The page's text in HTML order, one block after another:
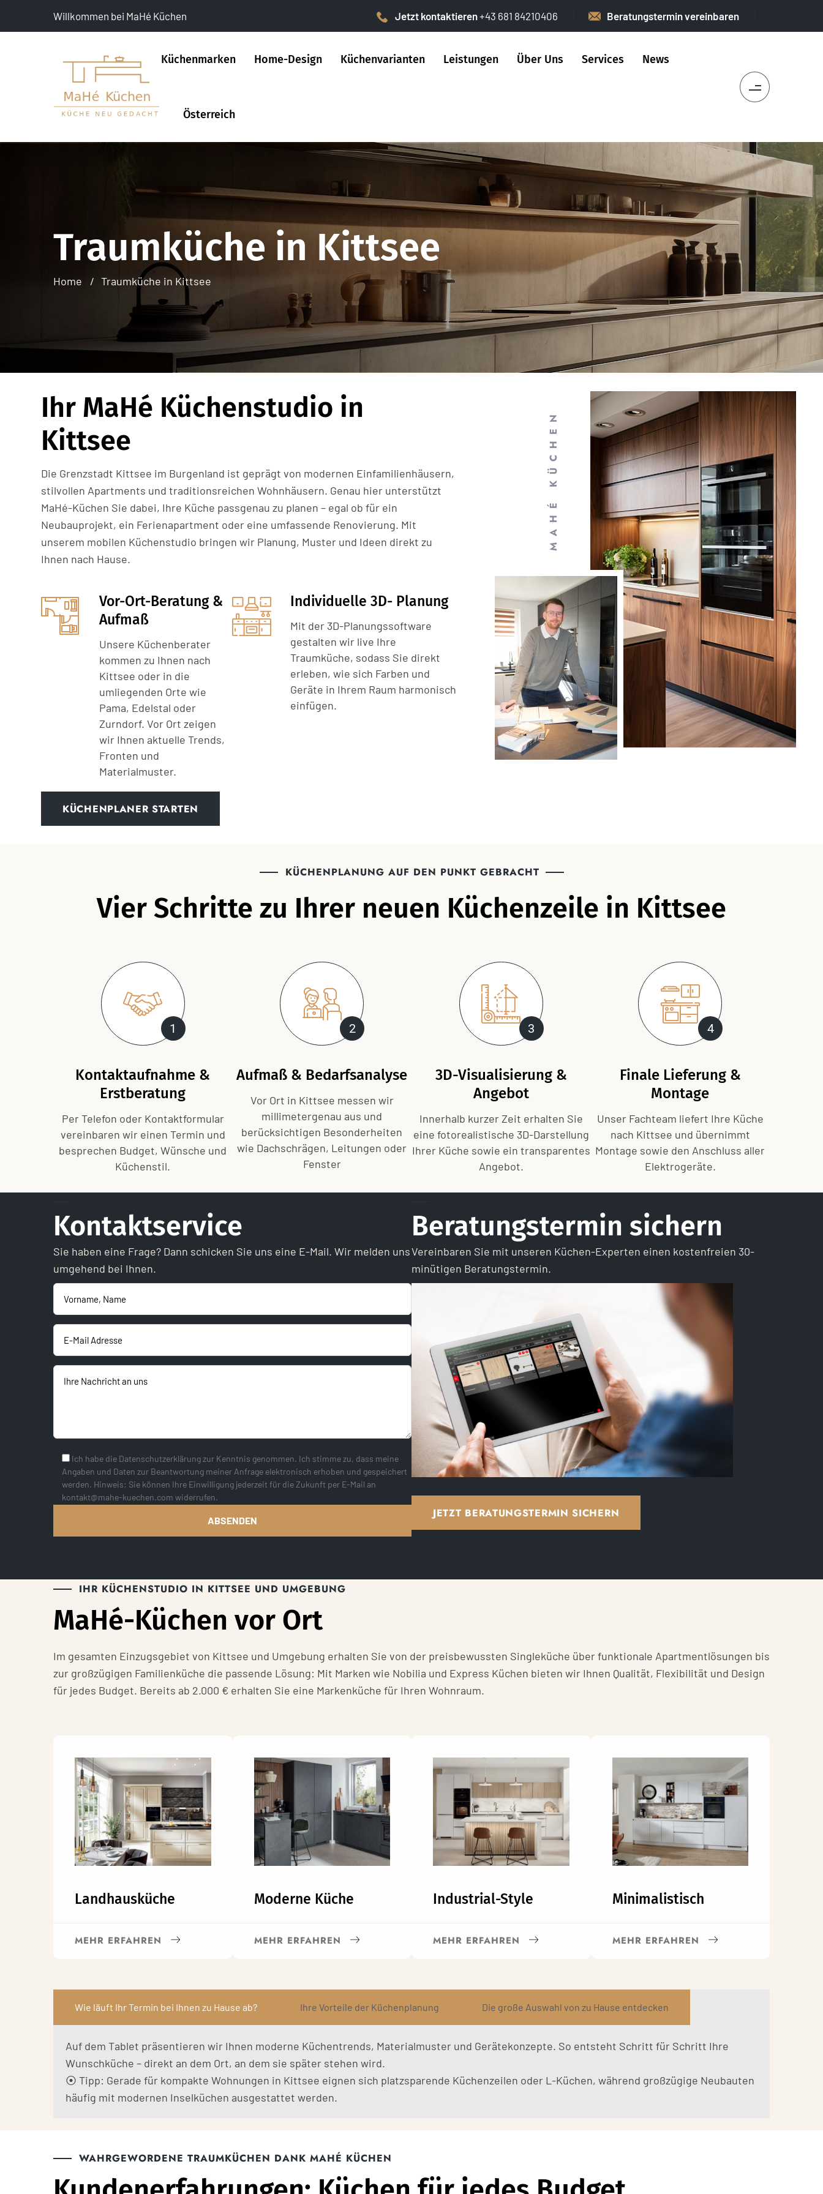
Willkommen bei MaHé Küchen Jetzt kontaktieren+43 681 84210406 Beratungstermin vereinbaren
Küchenmarken Home-Design Küchenvarianten Leistungen Über Uns Services News
Österreich
Traumküche in Kittsee
Home Traumküche in Kittsee
Ihr MaHé Küchenstudio in
Kittsee
Die Grenzstadt Kittsee im Burgenland ist geprägt von modernen Einfamilienhäusern,
stilvollen Apartments und traditionsreichen Wohnhäusern. Genau hier unterstützt
MaHé-Küchen Sie dabei, Ihre Küche passgenau zu planen – egal ob für ein
Neubauprojekt, ein Ferienapartment oder eine umfassende Renovierung. Mit
unserem mobilen Küchenstudio bringen wir Planung, Muster und Ideen direkt zu
Ihnen nach Hause.
Vor-Ort-Beratung &
Aufmaß
Unsere Küchenberater
kommen zu Ihnen nach
Kittsee oder in die
umliegenden Orte wie
Pama, Edelstal oder
Zurndorf. Vor Ort zeigen
wir Ihnen aktuelle Trends,
Fronten und
Materialmuster.
Individuelle 3D- Planung
Mit der 3D-Planungssoftware
gestalten wir live Ihre
Traumküche, sodass Sie direkt
erleben, wie sich Farben und
Geräte in Ihrem Raum harmonisch
einfügen.
KÜCHENPLANER STARTEN
MAHÉ KÜCHEN
KÜCHENPLANUNG AUF DEN PUNKT GEBRACHT
Vier Schritte zu Ihrer neuen Küchenzeile in Kittsee
1
Kontaktaufnahme &
Erstberatung
Per Telefon oder Kontaktformular
vereinbaren wir einen Termin und
besprechen Budget, Wünsche und
Küchenstil.
2
Aufmaß & Bedarfsanalyse
Vor Ort in Kittsee messen wir
millimetergenau aus und
berücksichtigen Besonderheiten
wie Dachschrägen, Leitungen oder
Fenster
3
3D-Visualisierung &
Angebot
Innerhalb kurzer Zeit erhalten Sie
eine fotorealistische 3D-Darstellung
Ihrer Küche sowie ein transparentes
Angebot.
4
Finale Lieferung &
Montage
Unser Fachteam liefert Ihre Küche
nach Kittsee und übernimmt
Montage sowie den Anschluss aller
Elektrogeräte.
Kontaktservice
Sie haben eine Frage? Dann schicken Sie uns eine E-Mail. Wir melden uns
umgehend bei Ihnen.
Ich habe die Datenschutzerklärung zur Kenntnis genommen. Ich stimme zu, dass meine
Angaben und Daten zur Beantwortung meiner Anfrage elektronisch erhoben und gespeichert
werden. Hinweis: Sie können Ihre Einwilligung jederzeit für die Zukunft per E-Mail an
kontakt@mahe-kuechen.com widerrufen.
Beratungstermin sichern
Vereinbaren Sie mit unseren Küchen-Experten einen kostenfreien 30-
minütigen Beratungstermin.
JETZT BERATUNGSTERMIN SICHERN
IHR KÜCHENSTUDIO IN KITTSEE UND UMGEBUNG
MaHé-Küchen vor Ort
Im gesamten Einzugsgebiet von Kittsee und Umgebung erhalten Sie von der preisbewussten Singleküche über funktionale Apartmentlösungen bis
zur großzügigen Familienküche die passende Lösung: Mit Marken wie Nobilia und Express Küchen bieten wir Ihnen Qualität, Flexibilität und Design
für jedes Budget. Bereits ab 2.000 € erhalten Sie eine Markenküche für Ihren Wohnraum.
Landhausküche
MEHR ERFAHREN
Moderne Küche
MEHR ERFAHREN
Industrial-Style
MEHR ERFAHREN
Minimalistisch
MEHR ERFAHREN
Wie läuft Ihr Termin bei Ihnen zu Hause ab? Ihre Vorteile der Küchenplanung Die große Auswahl von zu Hause entdecken
Auf dem Tablet präsentieren wir Ihnen moderne Küchentrends, Materialmuster und Gerätekonzepte. So entsteht Schritt für Schritt Ihre
Wunschküche – direkt an dem Ort, an dem sie später stehen wird.
⦿ Tipp: Gerade für kompakte Wohnungen in Kittsee eignen sich platzsparende Küchenzeilen oder L-Küchen, während großzügige Neubauten
häufig mit modernen Inselküchen ausgestattet werden.
WAHRGEWORDENE TRAUMKÜCHEN DANK MAHÉ KÜCHEN